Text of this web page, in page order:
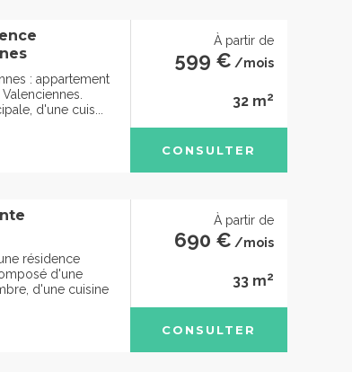
: appartement
d'une cuis...
À partir de
599 € /mois
32 m2
CONSULTER
résidence
d'une
d'une cuisine
À partir de
690 € /mois
33 m2
CONSULTER